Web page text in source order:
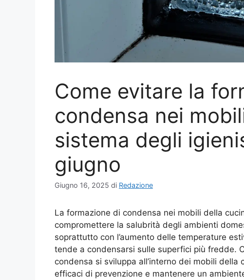
Come evitare la
condensa nei
sistema degli
giugno
Giugno 16, 2025 di Redazione
La formazione di condensa nei mobili della
compromettere la salubrità degli ambienti
soprattutto con l’aumento delle temperature
tende a condensarsi sulle superfici più fredde.
condensa si sviluppa all’interno dei mobili
efficaci di prevenzione e mantenere un